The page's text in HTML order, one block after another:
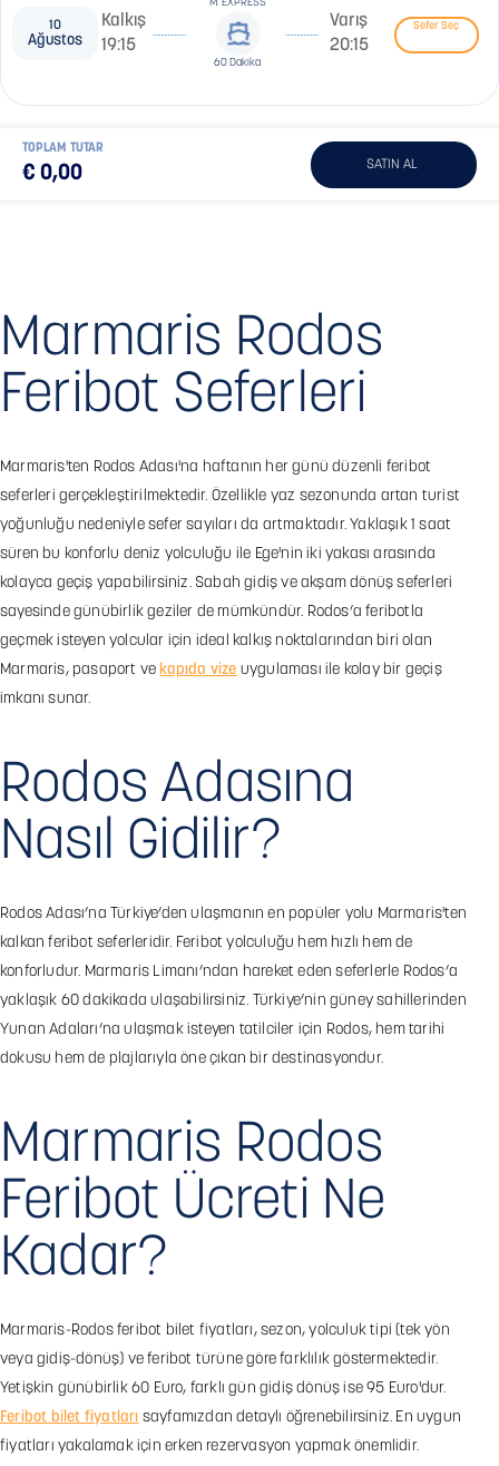
10
Ağustos
Kalkış
19:15
M. EXPRESS
60 Dakika
Varış
20:15
Sefer Seç
TOPLAM TUTAR
€ 0,00
Marmaris Rodos
Feribot Seferleri
Marmaris'ten Rodos Adası'na haftanın her günü düzenli feribot
seferleri gerçekleştirilmektedir. Özellikle yaz sezonunda artan turist
yoğunluğu nedeniyle sefer sayıları da artmaktadır. Yaklaşık 1 saat
süren bu konforlu deniz yolculuğu ile Ege'nin iki yakası arasında
kolayca geçiş yapabilirsiniz. Sabah gidiş ve akşam dönüş seferleri
sayesinde günübirlik geziler de mümkündür. Rodos’a feribotla
geçmek isteyen yolcular için ideal kalkış noktalarından biri olan
Marmaris, pasaport ve kapıda vize uygulaması ile kolay bir geçiş
imkanı sunar.
Rodos Adasına
Nasıl Gidilir?
Rodos Adası’na Türkiye’den ulaşmanın en popüler yolu Marmaris'ten
kalkan feribot seferleridir. Feribot yolculuğu hem hızlı hem de
konforludur. Marmaris Limanı’ndan hareket eden seferlerle Rodos’a
yaklaşık 60 dakikada ulaşabilirsiniz. Türkiye’nin güney sahillerinden
Yunan Adaları’na ulaşmak isteyen tatilciler için Rodos, hem tarihi
dokusu hem de plajlarıyla öne çıkan bir destinasyondur.
Marmaris Rodos
Feribot Ücreti Ne
Kadar?
Marmaris-Rodos feribot bilet fiyatları, sezon, yolculuk tipi (tek yön
veya gidiş-dönüş) ve feribot türüne göre farklılık göstermektedir.
Yetişkin günübirlik 60 Euro, farklı gün gidiş dönüş ise 95 Euro'dur.
Feribot bilet fiyatları sayfamızdan detaylı öğrenebilirsiniz. En uygun
fiyatları yakalamak için erken rezervasyon yapmak önemlidir.